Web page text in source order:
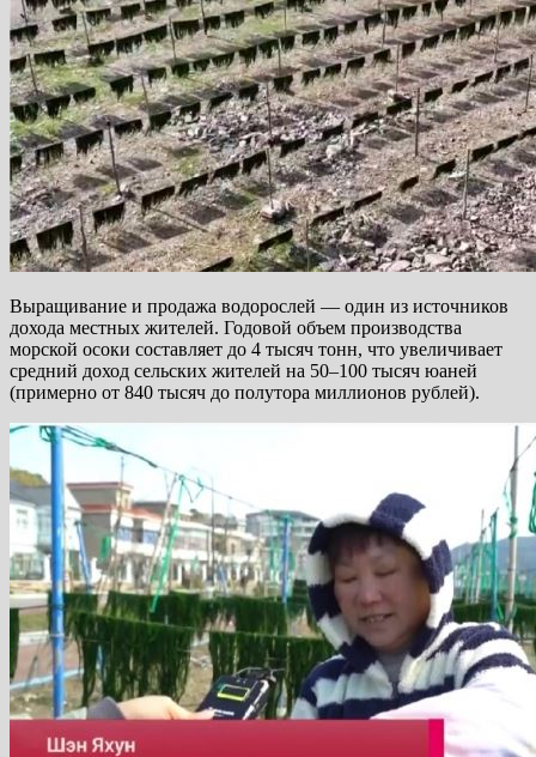
Выращивание и продажа водорослей — один из источников
дохода местных жителей. Годовой объем производства
морской осоки составляет до 4 тысяч тонн, что увеличивает
средний доход сельских жителей на 50–100 тысяч юаней
(примерно от 840 тысяч до полутора миллионов рублей).